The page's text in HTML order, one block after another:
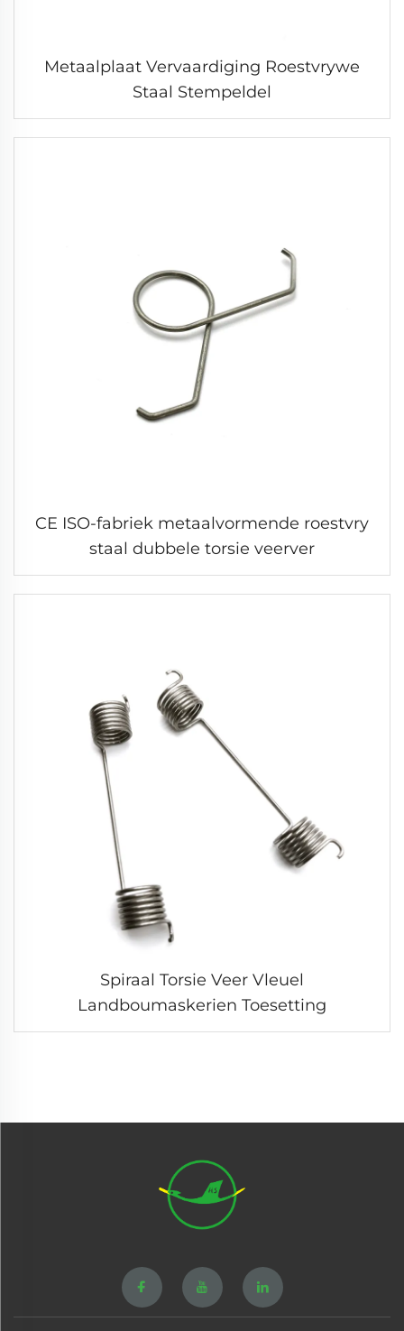
Metaalplaat Vervaardiging Roestvrywe
Staal Stempeldel
CE ISO-fabriek metaalvormende roestvry
staal dubbele torsie veerver
Spiraal Torsie Veer Vleuel
Landboumaskerien Toesetting